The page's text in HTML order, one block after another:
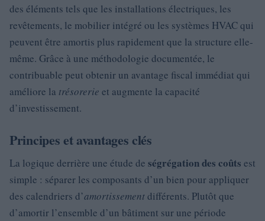
des éléments tels que les installations électriques, les
revêtements, le mobilier intégré ou les systèmes HVAC qui
peuvent être amortis plus rapidement que la structure elle-
même. Grâce à une méthodologie documentée, le
contribuable peut obtenir un avantage fiscal immédiat qui
améliore la trésorerie et augmente la capacité
d’investissement.
Principes et avantages clés
La logique derrière une étude de ségrégation des coûts est
simple : séparer les composants d’un bien pour appliquer
des calendriers d’amortissementdifférents. Plutôt que
d’amortir l’ensemble d’un bâtiment sur une période